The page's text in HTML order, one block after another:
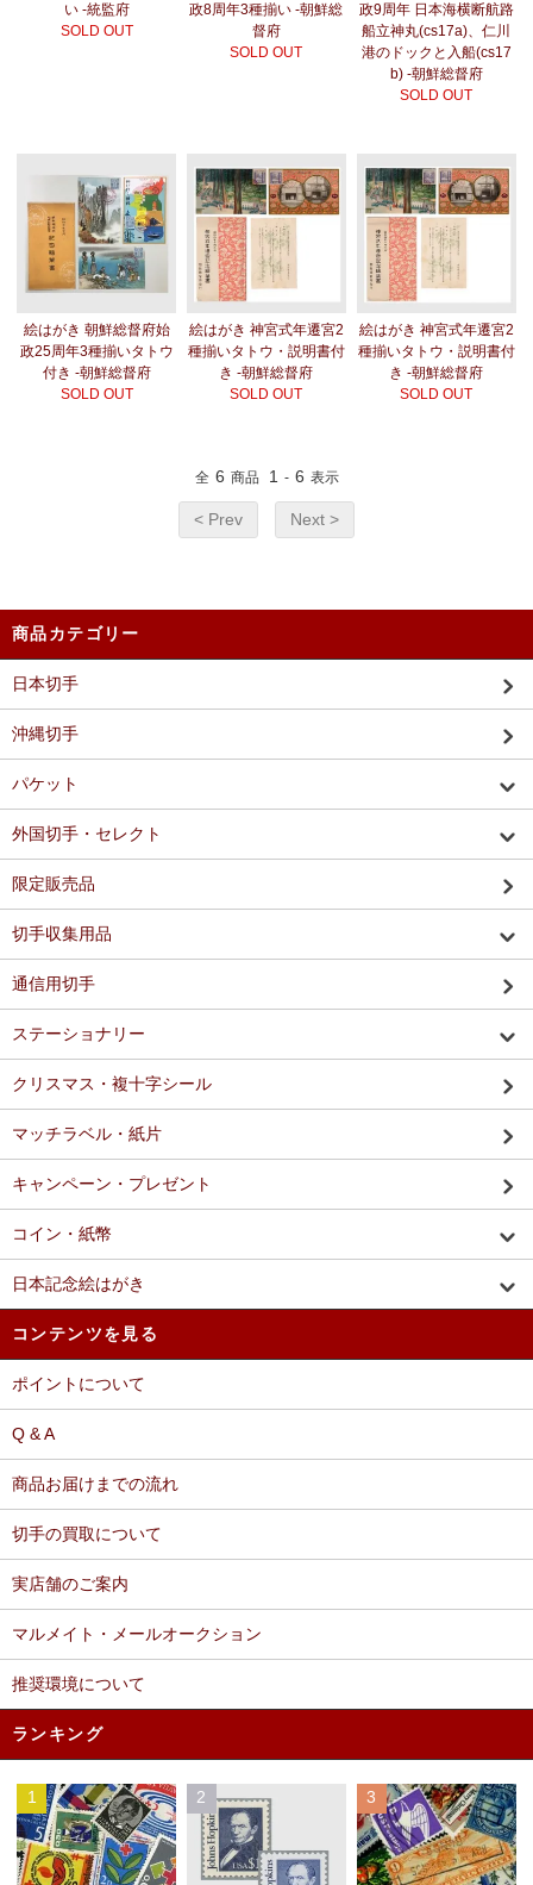
い -統監府
SOLD OUT
政8周年3種揃い -朝鮮総
督府
SOLD OUT
政9周年 日本海横断航路
船立神丸(cs17a)、仁川
港のドックと入船(cs17
b) -朝鮮総督府
SOLD OUT
絵はがき 朝鮮総督府始
政25周年3種揃いタトウ
付き -朝鮮総督府
SOLD OUT
絵はがき 神宮式年遷宮2
種揃いタトウ・説明書付
き -朝鮮総督府
SOLD OUT
絵はがき 神宮式年遷宮2
種揃いタトウ・説明書付
き -朝鮮総督府
SOLD OUT
全 6 商品 1 - 6 表示
< Prev Next >
商品カテゴリー
日本切手
沖縄切手
パケット
外国切手・セレクト
限定販売品
切手収集用品
通信用切手
ステーショナリー
クリスマス・複十字シール
マッチラベル・紙片
キャンペーン・プレゼント
コイン・紙幣
日本記念絵はがき
コンテンツを見る
ポイントについて
Q & A
商品お届けまでの流れ
切手の買取について
実店舗のご案内
マルメイト・メールオークション
推奨環境について
ランキング
1 2 3